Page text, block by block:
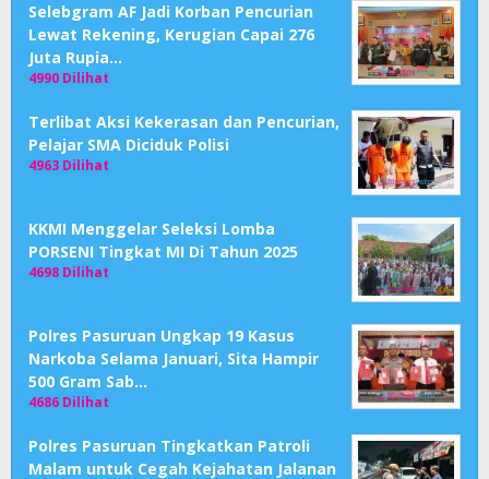
Selebgram AF Jadi Korban Pencurian
Lewat Rekening, Kerugian Capai 276
Juta Rupia…
4990 Dilihat
Terlibat Aksi Kekerasan dan Pencurian,
Pelajar SMA Diciduk Polisi
4963 Dilihat
KKMI Menggelar Seleksi Lomba
PORSENI Tingkat MI Di Tahun 2025
4698 Dilihat
Polres Pasuruan Ungkap 19 Kasus
Narkoba Selama Januari, Sita Hampir
500 Gram Sab…
4686 Dilihat
Polres Pasuruan Tingkatkan Patroli
Malam untuk Cegah Kejahatan Jalanan